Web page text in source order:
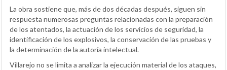
La obra sostiene que, más de dos décadas después, siguen sin
respuesta numerosas preguntas relacionadas con la preparación
de los atentados, la actuación de los servicios de seguridad, la
identificación de los explosivos, la conservación de las pruebas y
la determinación de la autoría intelectual.
Villarejo no se limita a analizar la ejecución material de los ataques,